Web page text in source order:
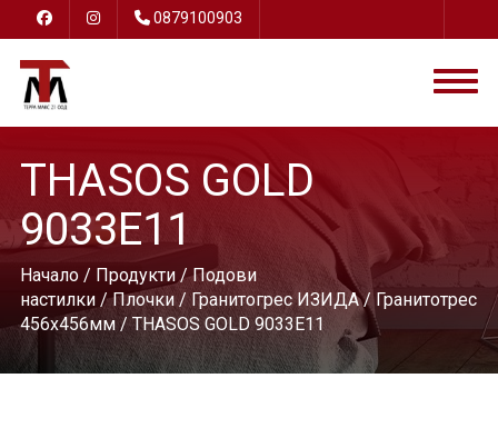
0879100903
THASOS GOLD
9033E11
Начало/ Продукти/Подови
настилки/Плочки/Гранитогрес ИЗИДА/Гранитотрес
456х456мм/ THASOS GOLD 9033E11